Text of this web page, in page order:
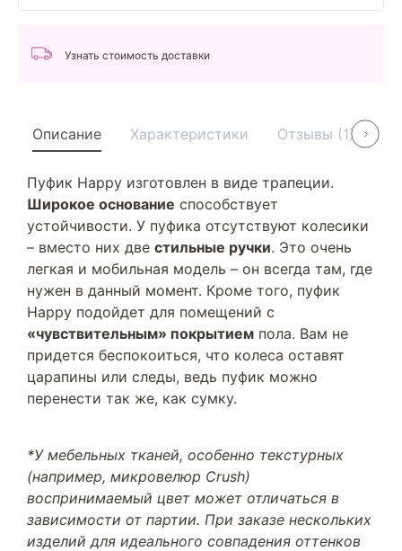
Узнать стоимость доставки
Описание Характеристики Отзывы (1)
Пуфик Happy изготовлен в виде трапеции.
Широкое основание способствует
устойчивости. У пуфика отсутствуют колесики
– вместо них две стильные ручки. Это очень
легкая и мобильная модель – он всегда там, где
нужен в данный момент. Кроме того, пуфик
Happy подойдет для помещений с
«чувствительным» покрытием пола. Вам не
придется беспокоиться, что колеса оставят
царапины или следы, ведь пуфик можно
перенести так же, как сумку.
*У мебельных тканей, особенно текстурных
(например, микровелюр Crush)
воспринимаемый цвет может отличаться в
зависимости от партии. При заказе нескольких
изделий для идеального совпадения оттенков